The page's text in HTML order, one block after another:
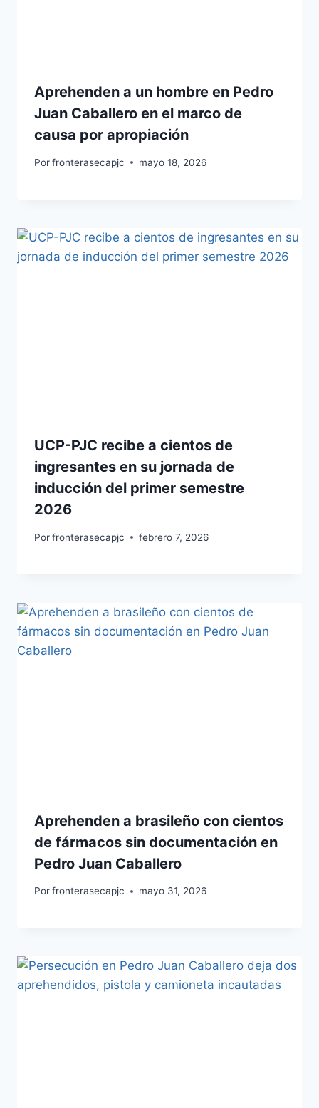
Aprehenden a un hombre en Pedro
Juan Caballero en el marco de
causa por apropiación
Porfronterasecapjc mayo 18, 2026
UCP-PJC recibe a cientos de
ingresantes en su jornada de
inducción del primer semestre
2026
Porfronterasecapjc febrero 7, 2026
Aprehenden a brasileño con cientos
de fármacos sin documentación en
Pedro Juan Caballero
Porfronterasecapjc mayo 31, 2026